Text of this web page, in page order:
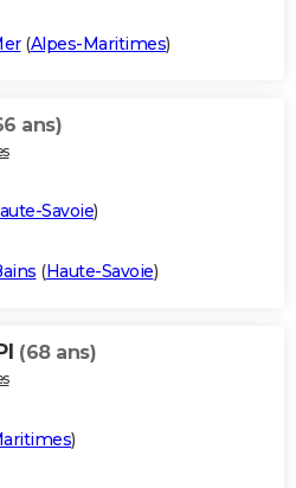
(Alpes-Maritimes)
ans)
Savoie)
(Haute-Savoie)
(68 ans)
)